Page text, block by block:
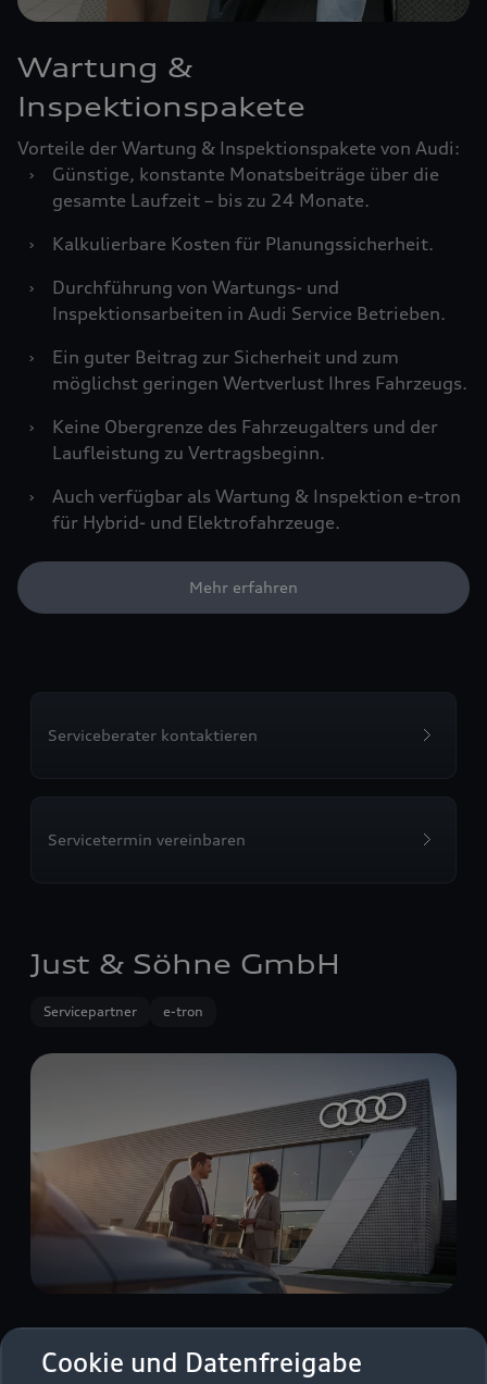
Cookie und Datenfreigabe
Wartung &
Inspektionspakete
Vorteile der Wartung & Inspektionspakete von Audi:
›
Günstige, konstante Monatsbeiträge über die
gesamte Laufzeit – bis zu 24 Monate.
›
Kalkulierbare Kosten für Planungssicherheit.
›
Durchführung von Wartungs- und
Inspektionsarbeiten in Audi Service Betrieben.
›
Ein guter Beitrag zur Sicherheit und zum
möglichst geringen Wertverlust Ihres Fahrzeugs.
›
Keine Obergrenze des Fahrzeugalters und der
Laufleistung zu Vertragsbeginn.
›
Auch verfügbar als Wartung & Inspektion e-tron
für Hybrid- und Elektrofahrzeuge.
Mehr erfahren
Serviceberater kontaktieren
Servicetermin vereinbaren
Just & Söhne GmbH
Servicepartner e-tron
Höber und Mandelbaumstraße 2
68794 Oberhausen- Rheinhausen